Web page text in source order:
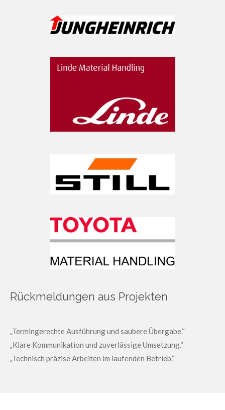
Rückmeldungen aus Projekten
„Termingerechte Ausführung und saubere Übergabe.“
„Klare Kommunikation und zuverlässige Umsetzung.“
„Technisch präzise Arbeiten im laufenden Betrieb.“